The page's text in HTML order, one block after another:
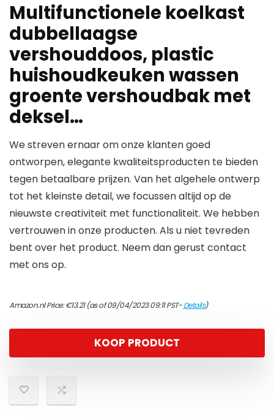
Multifunctionele koelkast
dubbellaagse
vershouddoos, plastic
huishoudkeuken wassen
groente vershoudbak met
deksel…
We streven ernaar om onze klanten goed
ontworpen, elegante kwaliteitsproducten te bieden
tegen betaalbare prijzen. Van het algehele ontwerp
tot het kleinste detail, we focussen altijd op de
nieuwste creativiteit met functionaliteit. We hebben
vertrouwen in onze producten. Als u niet tevreden
bent over het product. Neem dan gerust contact
met ons op.
Amazon.nl Price:€13.21(as of 09/04/2023 09:11 PST-Details)
KOOP PRODUCT